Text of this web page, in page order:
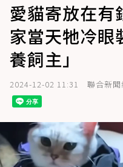
愛貓寄放在有
家當天牠冷眼
養飼主」
2024-12-02 11:31 聯合新